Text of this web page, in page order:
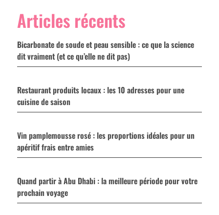
Articles récents
Bicarbonate de soude et peau sensible : ce que la science
dit vraiment (et ce qu’elle ne dit pas)
Restaurant produits locaux : les 10 adresses pour une
cuisine de saison
Vin pamplemousse rosé : les proportions idéales pour un
apéritif frais entre amies
Quand partir à Abu Dhabi : la meilleure période pour votre
prochain voyage